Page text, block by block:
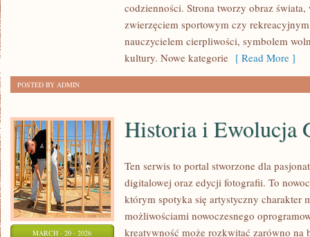
JEŹDZIECKIcodzienności. Strona tworzy obraz
zwierzęciem sportowym czy
nauczycielem cierpliwości, symbolem
kultury. Nowe kategorie [ Read More ]
POSTED BY ADMIN
MARCH - 20 - 2026
Historia i Ewolucja
Ten serwis to portal stworzone dla
digitalowej oraz edycji fotografii. To
którym spotyka się artystyczny charakter
możliwościami nowoczesnego
kreatywność może rozkwitać zarówno na